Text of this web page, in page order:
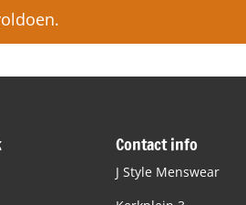
Contact info
J Style Menswear